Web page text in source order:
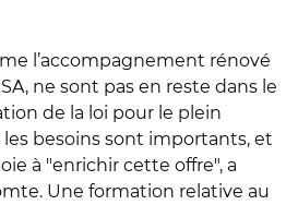
l’accompagnement rénové
ne sont pas en reste dans le
de la loi pour le plein
besoins sont importants, et
à "enrichir cette offre", a
Une formation relative au